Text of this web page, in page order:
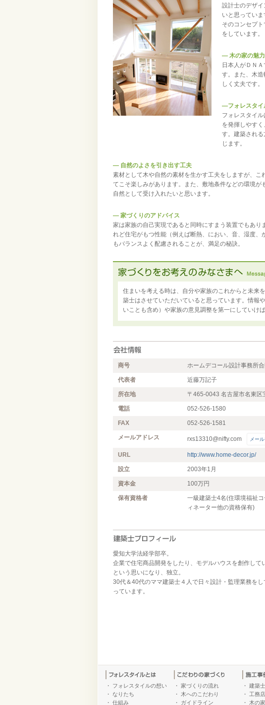
設計士のデザ
いと思ってい
そのコンセプ
をしています。
― 木の家の魅
日本人がＤＮ
す。また、木
しく丈夫です。
―フォレスタイ
フォレスタイ
を発揮しやす
す。建築され
じます。
― 自然のよさを引き出す工夫
素材として木や自然の素材を生かす工夫をしますが、こ
てこそ楽しみがあります。また、敷地条件などの環境が
自然として受け入れたいと思います。
― 家づくりのアドバイス
家は家族の自己実現であると同時にすまう装置でもあり
れど住宅がもつ性能（例えば断熱、におい、音、湿度、
もバランスよく配慮されることが、満足の秘訣。
住まいを考える時は、自分や家族のこれからと未来
築士はさせていただいていると思っています。情報
いことも含め）や家族の意見調整を第一にしていけ
商号 ホームデコール設計事務所
代表者 近藤万記子
所在地 〒465-0043 名古屋市名東
電話 052-526-1580
FAX 052-526-1581
メールアドレス rxs13310@nifty.com メー
URL http://www.home-decor.jp/
設立 2003年1月
資本金 100万円
保有資格者
一級建築士4名(住環境福祉
ィネーター他の資格保有)
愛知大学法経学部卒。
企業で住宅商品開発をしたり、モデルハウスを創作し
という思いになり、独立。
30代＆40代のママ建築士４人で日々設計・監理業務を
っています。
・
フォレスタイルの想い
・ なりたち
・ 仕組み
・ 家づくりの流れ
・
木へのこだわり
・
ガイドライン
・ 建築
・
工務
・
木の